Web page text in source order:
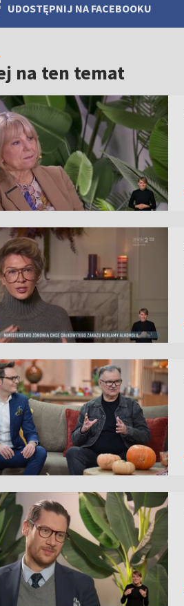
UDOSTĘPNIJ NA FACEBOOKU
na ten temat